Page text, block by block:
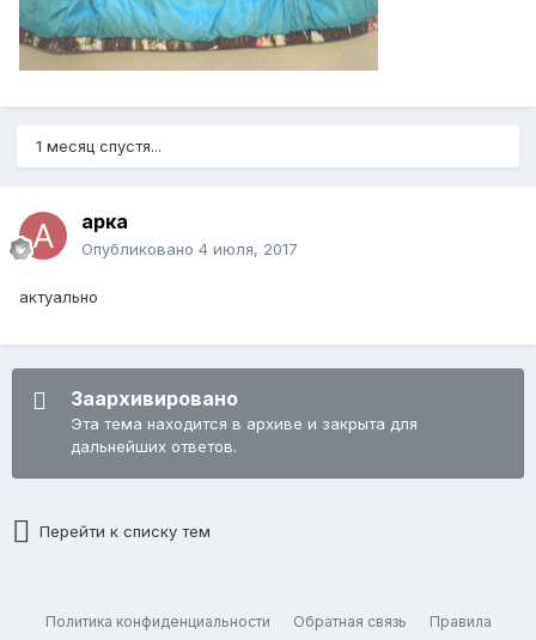
1 месяц спустя...
арка
Опубликовано 4 июля, 2017
актуально
Заархивировано
Эта тема находится в архиве и закрыта для
дальнейших ответов.
Перейти к списку тем
Политика конфиденциальности Обратная связь Правила